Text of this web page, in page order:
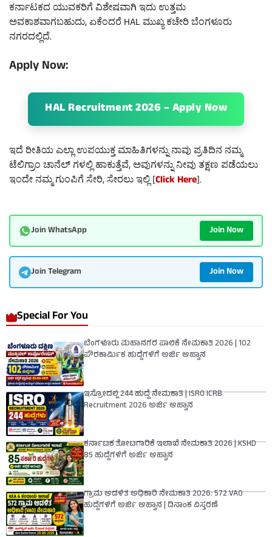
ಕರ್ನಾಟಕದ ಯುವಕರಿಗೆ ವಿಶೇಷವಾಗಿ ಇದು ಉತ್ತಮ
ಅವಕಾಶವಾಗಬಹುದು, ಏಕೆಂದರೆ HAL ಮುಖ್ಯ ಕಚೇರಿ ಬೆಂಗಳೂರು
ನಗರದಲ್ಲಿದೆ.
Apply Now:
HAL Recruitment 2026 – Apply Now
ಇದೆ ರೀತಿಯ ಎಲ್ಲಾ ಉಪಯುಕ್ತ ಮಾಹಿತಿಗಳನ್ನು ನಾವು ಪ್ರತಿದಿನ ನಮ್ಮ
ಟೆಲಿಗ್ರಾಂ ಚಾನೆಲ್ ಗಳಲ್ಲಿ ಹಾಕುತ್ತೆವೆ, ಅವುಗಳನ್ನು ನೀವು ತಕ್ಷಣ ಪಡೆಯಲು
ಇಂದೇ ನಮ್ಮ ಗುಂಪಿಗೆ ಸೇರಿ, ಸೇರಲು ಇಲ್ಲಿ [Click Here].
Join WhatsApp Join Now
Join Telegram Join Now
Special For You
ಬೆಂಗಳೂರು ಮಹಾನಗರ ಪಾಲಿಕೆ ನೇಮಕಾತಿ 2026 | 102
ಪೌರಕಾರ್ಮಿಕ ಹುದ್ದೆಗಳಿಗೆ ಅರ್ಜಿ ಆಹ್ವಾನ
ಇಸ್ರೋದಲ್ಲಿ 244 ಹುದ್ದೆ ನೇಮಕಾತಿ | ISRO ICRB
Recruitment 2026 ಅರ್ಜಿ ಆಹ್ವಾನ
ಕರ್ನಾಟಕ ತೋಟಗಾರಿಕೆ ಇಲಾಖೆ ನೇಮಕಾತಿ 2026 | KSHD
85 ಹುದ್ದೆಗಳಿಗೆ ಅರ್ಜಿ ಆಹ್ವಾನ
ಗ್ರಾಮ ಆಡಳಿತ ಅಧಿಕಾರಿ ನೇಮಕಾತಿ 2026: 572 VAO
ಹುದ್ದೆಗಳಿಗೆ ಅರ್ಜಿ ಆಹ್ವಾನ | ದಿನಾಂಕ ವಿಸ್ತರಣೆ